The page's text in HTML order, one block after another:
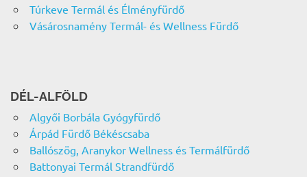
Túrkeve Termál és Élményfürdő
Vásárosnamény Termál- és Wellness Fürdő
DÉL-ALFÖLD
Algyői Borbála Gyógyfürdő
Árpád Fürdő Békéscsaba
Ballószög, Aranykor Wellness és Termálfürdő
Battonyai Termál Strandfürdő